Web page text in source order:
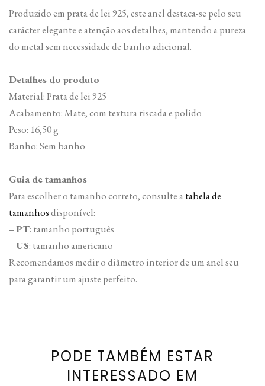
Produzido em prata de lei 925, este anel destaca-se pelo seu
carácter elegante e atenção aos detalhes, mantendo a pureza
do metal sem necessidade de banho adicional.
Detalhes do produto
Material: Prata de lei 925
Acabamento: Mate, com textura riscada e polido
Peso: 16,50 g
Banho: Sem banho
Guia de tamanhos
Para escolher o tamanho correto, consulte atabela de
tamanhosdisponível:
–PT: tamanho português
–US: tamanho americano
Recomendamos medir o diâmetro interior de um anel seu
para garantir um ajuste perfeito.
PODE TAMBÉM ESTAR
INTERESSADO EM